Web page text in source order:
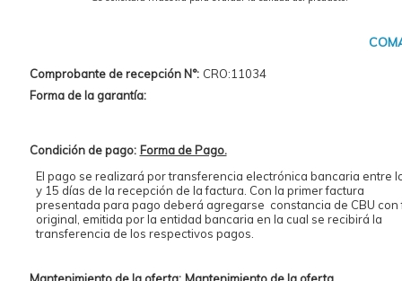
Comprobante de recepción N°: CRO:11034
Forma de la garantía:
Condición de pago: Forma de Pago.
El pago se realizará por transferencia electrónica bancaria entre
y 15 días de la recepción de la factura. Con la primer factura
presentada para pago deberá agregarse constancia de CBU con
original, emitida por la entidad bancaria en la cual se recibirá la
transferencia de los respectivos pagos.